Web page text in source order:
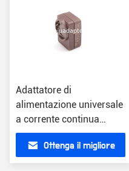
Adattatore di
alimentazione universale
a corrente continua
alternata con connettore
ottico FC/SC/ST
Ottenga il migliore